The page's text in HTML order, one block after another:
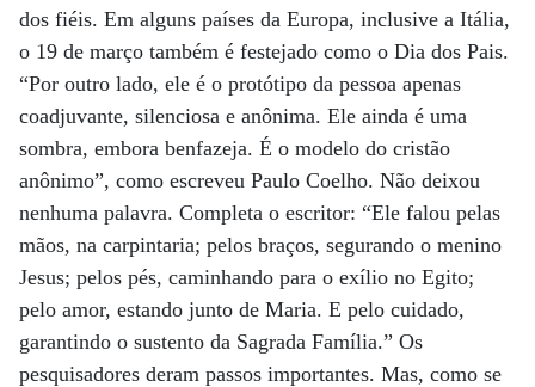
dos fiéis. Em alguns países da Europa, inclusive a Itália,
o 19 de março também é festejado como o Dia dos Pais.
“Por outro lado, ele é o protótipo da pessoa apenas
coadjuvante, silenciosa e anônima. Ele ainda é uma
sombra, embora benfazeja. É o modelo do cristão
anônimo”, como escreveu Paulo Coelho. Não deixou
nenhuma palavra. Completa o escritor: “Ele falou pelas
mãos, na carpintaria; pelos braços, segurando o menino
Jesus; pelos pés, caminhando para o exílio no Egito;
pelo amor, estando junto de Maria. E pelo cuidado,
garantindo o sustento da Sagrada Família.” Os
pesquisadores deram passos importantes. Mas, como se